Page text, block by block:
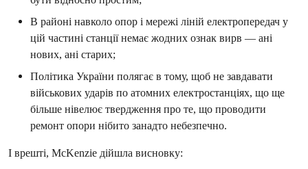
В районі навколо опор і мережі ліній електропередач у
цій частині станції немає жодних ознак вирв — ані
нових, ані старих;
Політика України полягає в тому, щоб не завдавати
військових ударів по атомних електростанціях, що ще
більше нівелює твердження про те, що проводити
ремонт опори нібито занадто небезпечно.
І врешті, McKenzie дійшла висновку: